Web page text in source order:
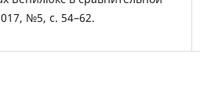
№5, с. 54–62.